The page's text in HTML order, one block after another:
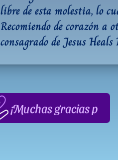
libre de esta molestia, lo
Recomiendo de corazón
consagrado de Jesus
¡Muchas gracias por